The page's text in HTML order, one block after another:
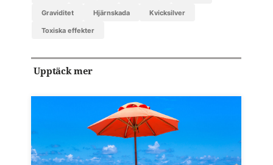
graviditet hjärnskada kvicksilver
toxiska effekter
Upptäck mer